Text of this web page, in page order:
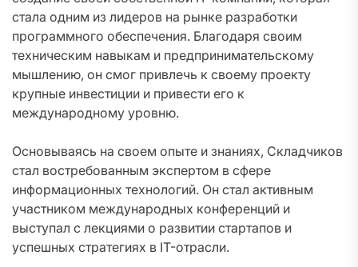
стала одним из лидеров на рынке разработки
программного обеспечения. Благодаря своим
техническим навыкам и предпринимательскому
мышлению, он смог привлечь к своему проекту
крупные инвестиции и привести его к
международному уровню.
Основываясь на своем опыте и знаниях, Складчиков
стал востребованным экспертом в сфере
информационных технологий. Он стал активным
участником международных конференций и
выступал с лекциями о развитии стартапов и
успешных стратегиях в IT-отрасли.